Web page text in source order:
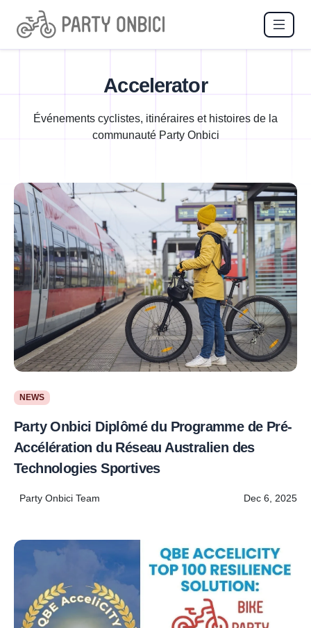
Accelerator
Événements cyclistes, itinéraires et histoires de la
communauté Party Onbici
NEWS
Party Onbici Diplômé du Programme de Pré-
Accélération du Réseau Australien des
Technologies Sportives
Party Onbici Team Dec 6, 2025